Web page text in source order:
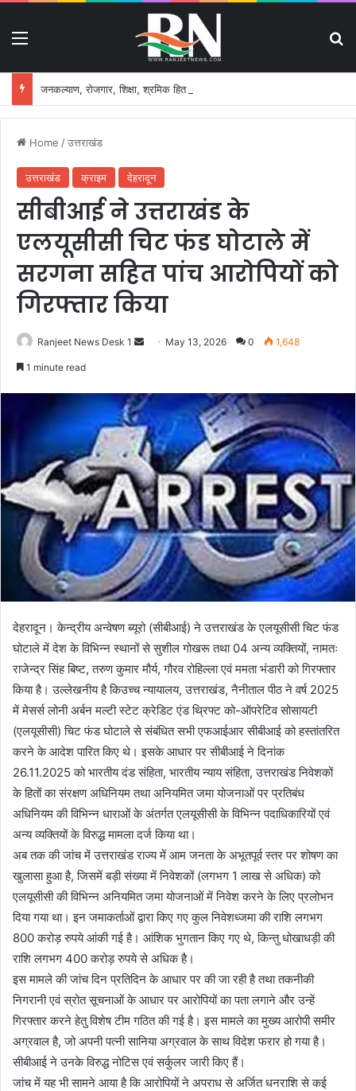
Home /उत्तराखंड
उत्तराखंड क्राइम देहरादून
सीबीआई ने उत्तराखंड के
एलयूसीसी चिट फंड घोटाले में
सरगना सहित पांच आरोपियों को
गिरफ्तार किया
Ranjeet News Desk 1
d
a
n
e
m
a
i
l
May 13, 2026 0 1,648
1 minute read
देहरादून। केन्द्रीय अन्वेषण ब्यूरो (सीबीआई) ने उत्तराखंड के एलयूसीसी चिट फंड
घोटाले में देश के विभिन्न स्थानों से सुशील गोखरू तथा 04 अन्य व्यक्तियों, नामतः
राजेन्द्र सिंह बिष्ट, तरुण कुमार मौर्य, गौरव रोहिल्ला एवं ममता भंडारी को गिरफ्तार
किया है। उल्लेखनीय है किउच्च न्यायालय, उत्तराखंड, नैनीताल पीठ ने वर्ष 2025
में मेसर्स लोनी अर्बन मल्टी स्टेट क्रेडिट एंड थ्रिफ्ट को-ऑपरेटिव सोसायटी
(एलयूसीसी) चिट फंड घोटाले से संबंधित सभी एफआईआर सीबीआई को हस्तांतरित
करने के आदेश पारित किए थे। इसके आधार पर सीबीआई ने दिनांक
26.11.2025 को भारतीय दंड संहिता, भारतीय न्याय संहिता, उत्तराखंड निवेशकों
के हितों का संरक्षण अधिनियम तथा अनियमित जमा योजनाओं पर प्रतिबंध
अधिनियम की विभिन्न धाराओं के अंतर्गत एलयूसीसी के विभिन्न पदाधिकारियों एवं
अन्य व्यक्तियों के विरुद्ध मामला दर्ज किया था।
अब तक की जांच में उत्तराखंड राज्य में आम जनता के अभूतपूर्व स्तर पर शोषण का
खुलासा हुआ है, जिसमें बड़ी संख्या में निवेशकों (लगभग 1 लाख से अधिक) को
एलयूसीसी की विभिन्न अनियमित जमा योजनाओं में निवेश करने के लिए प्रलोभन
दिया गया था। इन जमाकर्ताओं द्वारा किए गए कुल निवेशध्जमा की राशि लगभग
800 करोड़ रुपये आंकी गई है। आंशिक भुगतान किए गए थे, किन्तु धोखाधड़ी की
राशि लगभग 400 करोड़ रुपये से अधिक है।
इस मामले की जांच दिन प्रतिदिन के आधार पर की जा रही है तथा तकनीकी
निगरानी एवं स्रोत सूचनाओं के आधार पर आरोपियों का पता लगाने और उन्हें
गिरफ्तार करने हेतु विशेष टीम गठित की गई है। इस मामले का मुख्य आरोपी समीर
अग्रवाल है, जो अपनी पत्नी सानिया अग्रवाल के साथ विदेश फरार हो गया है।
सीबीआई ने उनके विरुद्ध नोटिस एवं सर्कुलर जारी किए हैं।
जांच में यह भी सामने आया है कि आरोपियों ने अपराध से अर्जित धनराशि से कई